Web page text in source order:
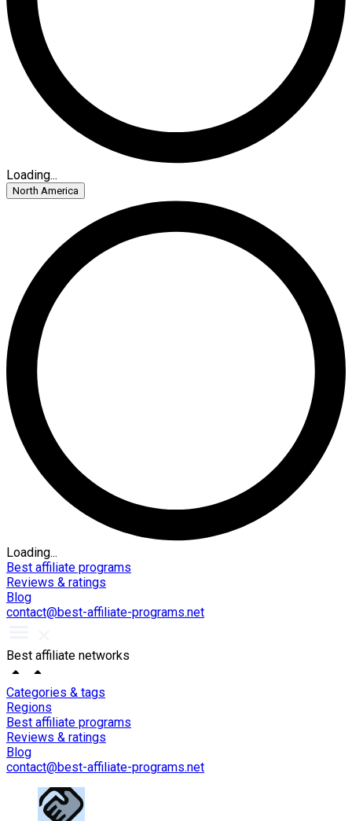
Loading...
North America
Loading...
Best affiliate programs
Reviews & ratings
Blog
contact@best-affiliate-programs.net
Best affiliate networks
Categories & tags
Regions
Best affiliate programs
Reviews & ratings
Blog
contact@best-affiliate-programs.net